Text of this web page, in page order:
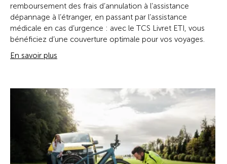
remboursement des frais d’annulation à l’assistance
dépannage à l’étranger, en passant par l’assistance
médicale en cas d’urgence : avec le TCS Livret ETI, vous
bénéficiez d’une couverture optimale pour vos voyages.
En savoir plus